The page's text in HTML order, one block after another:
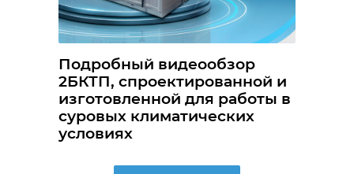
Подробный видеообзор
2БКТП, спроектированной и
изготовленной для работы в
суровых климатических
условиях